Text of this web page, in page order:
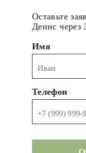
Оставьте
Денис через
Имя
Телефон